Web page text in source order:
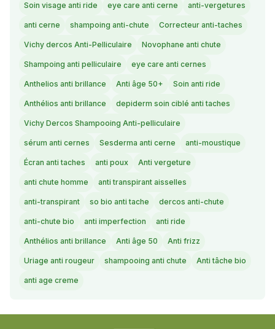
Soin visage anti ride eye care anti cerne anti-vergetures
anti cerne shampoing anti-chute Correcteur anti-taches
Vichy dercos Anti-Pelliculaire Novophane anti chute
Shampoing anti pelliculaire eye care anti cernes
Anthelios anti brillance Anti âge 50+ Soin anti ride
Anthélios anti brillance depiderm soin ciblé anti taches
Vichy Dercos Shampooing Anti-pelliculaire
sérum anti cernes Sesderma anti cerne anti-moustique
Écran anti taches anti poux Anti vergeture
anti chute homme anti transpirant aisselles
anti-transpirant so bio anti tache dercos anti-chute
anti-chute bio anti imperfection anti ride
Anthélios anti brillance Anti âge 50 Anti frizz
Uriage anti rougeur shampooing anti chute Anti tâche bio
anti age creme